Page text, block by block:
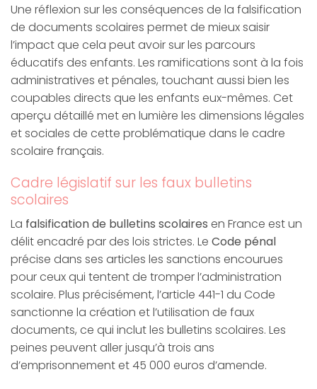
Une réflexion sur les conséquences de la falsification
de documents scolaires permet de mieux saisir
l’impact que cela peut avoir sur les parcours
éducatifs des enfants. Les ramifications sont à la fois
administratives et pénales, touchant aussi bien les
coupables directs que les enfants eux-mêmes. Cet
aperçu détaillé met en lumière les dimensions légales
et sociales de cette problématique dans le cadre
scolaire français.
Cadre législatif sur les faux bulletins
scolaires
La falsification de bulletins scolaires en France est un
délit encadré par des lois strictes. Le Code pénal
précise dans ses articles les sanctions encourues
pour ceux qui tentent de tromper l’administration
scolaire. Plus précisément, l’article 441-1 du Code
sanctionne la création et l’utilisation de faux
documents, ce qui inclut les bulletins scolaires. Les
peines peuvent aller jusqu’à trois ans
d’emprisonnement et 45 000 euros d’amende.